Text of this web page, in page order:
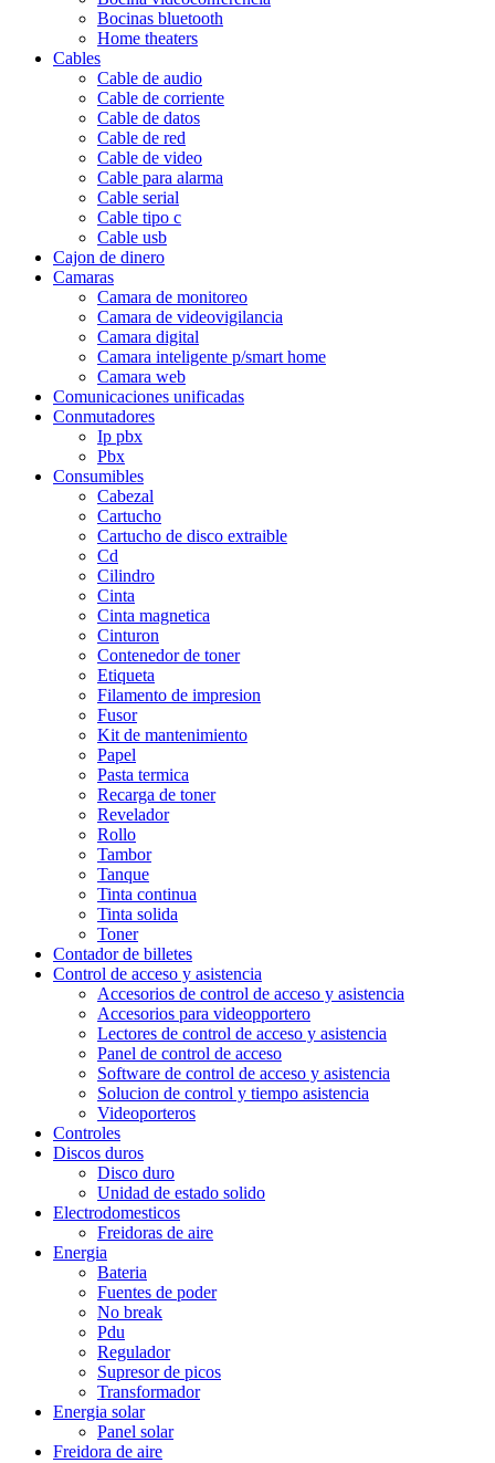
Bocinas bluetooth
Home theaters
Cables
Cable de audio
Cable de corriente
Cable de datos
Cable de red
Cable de video
Cable para alarma
Cable serial
Cable tipo c
Cable usb
Cajon de dinero
Camaras
Camara de monitoreo
Camara de videovigilancia
Camara digital
Camara inteligente p/smart home
Camara web
Comunicaciones unificadas
Conmutadores
Ip pbx
Pbx
Consumibles
Cabezal
Cartucho
Cartucho de disco extraible
Cd
Cilindro
Cinta
Cinta magnetica
Cinturon
Contenedor de toner
Etiqueta
Filamento de impresion
Fusor
Kit de mantenimiento
Papel
Pasta termica
Recarga de toner
Revelador
Rollo
Tambor
Tanque
Tinta continua
Tinta solida
Toner
Contador de billetes
Control de acceso y asistencia
Accesorios de control de acceso y asistencia
Accesorios para videopportero
Lectores de control de acceso y asistencia
Panel de control de acceso
Software de control de acceso y asistencia
Solucion de control y tiempo asistencia
Videoporteros
Controles
Discos duros
Disco duro
Unidad de estado solido
Electrodomesticos
Freidoras de aire
Energia
Bateria
Fuentes de poder
No break
Pdu
Regulador
Supresor de picos
Transformador
Energia solar
Panel solar
Freidora de aire